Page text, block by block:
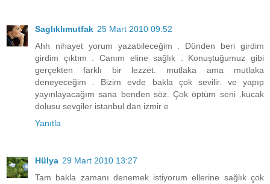
Saglıklımutfak 25 Mart 2010 09:52
Ahh nihayet yorum yazabileceğim . Dünden beri girdim
girdim çıktım . Canım eline sağlık . Konuştuğumuz gibi
gerçekten farklı bir lezzet. mutlaka ama mutlaka
deneyeceğim . Bizim evde bakla çok sevilir. ve yapıp
yayınlayacağım sana benden söz. Çok öptüm seni .kucak
dolusu sevgiler istanbul dan izmir e
Yanıtla
Hülya 29 Mart 2010 13:27
Tam bakla zamanı denemek istiyorum ellerine sağlık çok